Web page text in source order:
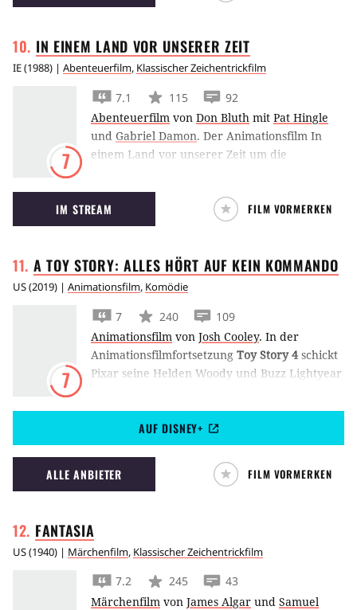
IN EINEM LAND VOR UNSERERZEIT
IE(1988) | Abenteuerfilm, Klassischer Zeichentrickfilm
7
7.1 115
92
Abenteuerfilm von Don Bluth mit Pat Hingle
und Gabriel Damon. Der Animationsfilm In
einem Land vor unserer Zeit um die
Littlefoot, Cera, Ducky, Petrie und Spike ist ein
Klassiker des Kinderfilm-Genres.
IM STREAM FILM VORMERKEN
A TOY STORY: ALLES HÖRT AUF KEIN KOMMANDO
US(2019) | Animationsfilm, Komödie
7
7 240
109
Animationsfilm von Josh Cooley. In der
Animationsfilmfortsetzung Toy Story 4 schickt
Pixar seine Helden Woody und Buzz Lightyear
Spielzeug.
AUF DISNEY+
ALLE ANBIETER FILM VORMERKEN
FANTASIA
US(1940) | Märchenfilm, Klassischer Zeichentrickfilm
7.2 245
43
Märchenfilm von James Algar und Samuel